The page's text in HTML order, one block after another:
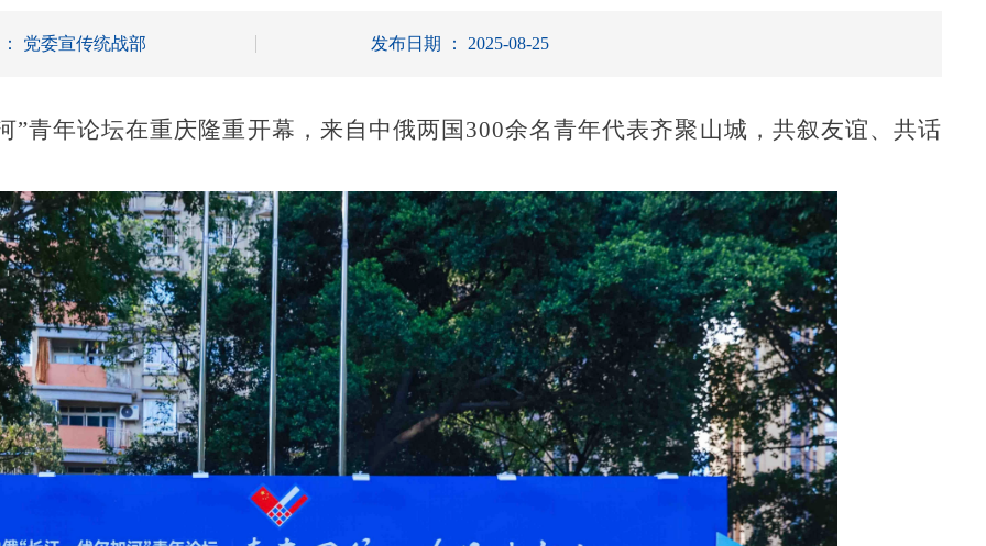
党委宣传统战部 发布日期 ： 2025-08-25
青年论坛在重庆隆重开幕，来自中俄两国300余名青年代表齐聚山城，共叙友谊、共话